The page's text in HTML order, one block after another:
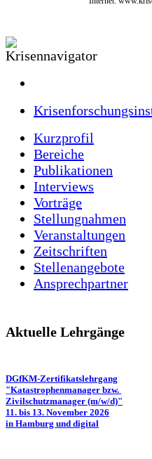
Kurzprofil
Bereiche
Publikationen
Interviews
Vorträge
Stellungnahmen
Veranstaltungen
Zeitschriften
Stellenangebote
Ansprechpartner
Aktuelle Lehrgänge
DGfKM-Zertifikatslehrgang
"Katastrophenmanager bzw.
Zivilschutzmanager (m/w/d)"
11. bis 13. November 2026
in Hamburg und digital